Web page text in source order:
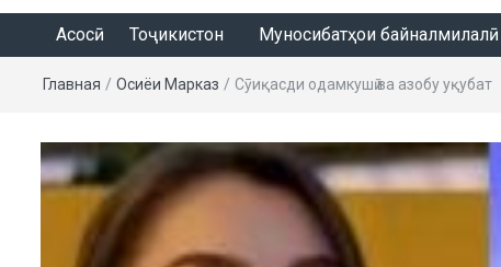
Асосӣ Тоҷикистон Муносибатҳои байналмилалӣ
Главная / Осиёи Марказӣ / Сӯиқасди одамкушӣ ва азобу уқубат